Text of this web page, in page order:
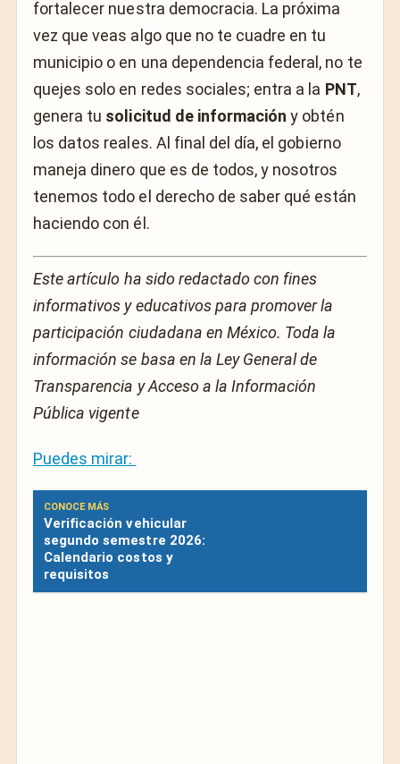
fortalecer nuestra democracia. La próxima
vez que veas algo que no te cuadre en tu
municipio o en una dependencia federal, no te
quejes solo en redes sociales; entra a la PNT,
genera tu solicitud de información y obtén
los datos reales. Al final del día, el gobierno
maneja dinero que es de todos, y nosotros
tenemos todo el derecho de saber qué están
haciendo con él.
Este artículo ha sido redactado con fines
informativos y educativos para promover la
participación ciudadana en México. Toda la
información se basa en la Ley General de
Transparencia y Acceso a la Información
Pública vigente
Puedes mirar:
CONOCE MÁS
Verificación vehicular
segundo semestre 2026:
Calendario costos y
requisitos